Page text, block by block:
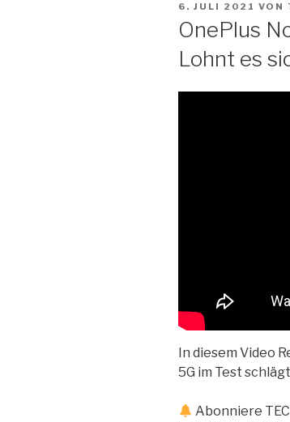
6. JULI 2021 VON
OnePlus
Lohnt es
In diesem Video
5G im Test
Abonniere